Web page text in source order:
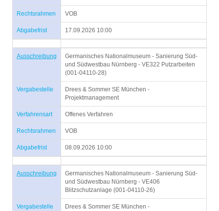
Rechtsrahmen VOB
Abgabefrist 17.09.2026 10:00
Ausschreibung
Germanisches Nationalmuseum - Sanierung Süd-
und Südwestbau Nürnberg - VE322 Putzarbeiten
(001-04110-28)
Vergabestelle
Drees & Sommer SE München -
Projektmanagement
Verfahrensart Offenes Verfahren
Rechtsrahmen VOB
Abgabefrist 08.09.2026 10:00
Ausschreibung
Germanisches Nationalmuseum - Sanierung Süd-
und Südwestbau Nürnberg - VE406
Blitzschutzanlage (001-04110-26)
Vergabestelle
Drees & Sommer SE München -